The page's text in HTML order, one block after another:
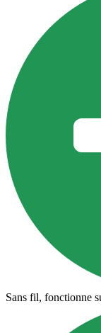
Sans fil, fonctionne